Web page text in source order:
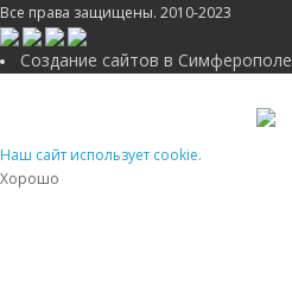
Все права защищены. 2010-2023
Создание сайтов в Симферополе
Наш сайт использует cookie.
Хорошо